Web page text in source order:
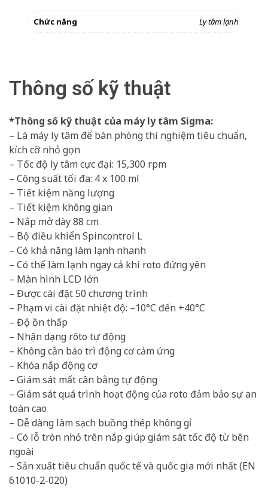
Chức năng Ly tâm lạnh
Thông số kỹ thuật
*Thông số kỹ thuật của máy ly tâm Sigma:
– Là máy ly tâm để bàn phòng thí nghiệm tiêu chuẩn,
kích cỡ nhỏ gọn
– Tốc độ ly tâm cực đại: 15,300 rpm
– Công suất tối đa: 4 x 100 ml
– Tiết kiệm năng lượng
– Tiết kiệm không gian
– Nắp mở dày 88 cm
– Bộ điều khiển Spincontrol L
– Có khả năng làm lạnh nhanh
– Có thể làm lạnh ngay cả khi roto đứng yên
– Màn hình LCD lớn
– Được cài đặt 50 chương trình
– Phạm vi cài đặt nhiệt độ: –10°C đến +40°C
– Độ ồn thấp
– Nhận dạng rôto tự động
– Không cần bảo trì động cơ cảm ứng
– Khóa nắp động cơ
– Giám sát mất cân bằng tự động
– Giám sát quá trình hoạt động của roto đảm bảo sự an
toàn cao
– Dễ dàng làm sạch buồng thép không gỉ
– Có lỗ tròn nhỏ trên nắp giúp giám sát tốc độ từ bên
ngoài
– Sản xuất tiêu chuẩn quốc tế và quốc gia mới nhất (EN
61010-2-020)